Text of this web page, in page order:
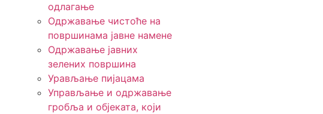
одлагање
Одржавање чистоће на
површинама јавне намене
Одржавање јавних
зелених површина
Урављање пијацама
Управљање и одржавање
гробља и објеката, који